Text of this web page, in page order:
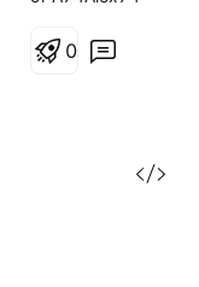
(3,81%)
339.185.449
09.11.2018 Valhi
0